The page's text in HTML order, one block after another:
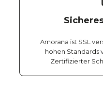
Amorana ist SSL
hohen Standards
Zertifizierter